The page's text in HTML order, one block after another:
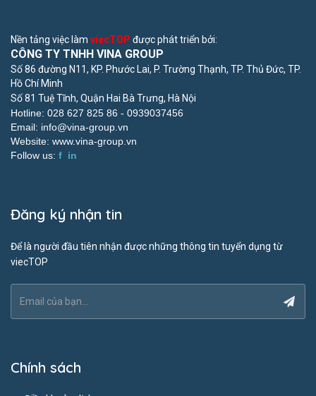
Nền tảng việc làm viecTOP được phát triển bởi:
CÔNG TY TNHH VINA GROUP
Số 86 đường N11, KP. Phước Lai, P. Trường Thạnh, TP. Thủ Đức, TP.
Hồ Chí Minh
Số 81 Tuệ Tĩnh, Quận Hai Bà Trưng, Hà Nội
Hotline: 028 627 825 86 - 0939037456
Email: info@vina-group.vn
Website: www.vina-group.vn
Follow us: f in
Đăng ký nhận tin
Để là người đầu tiên nhận được những thông tin tuyển dụng từ
viecTOP
Chính sách